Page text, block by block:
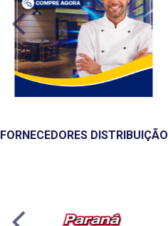
FORNECEDORES DISTRIBUIÇÃO